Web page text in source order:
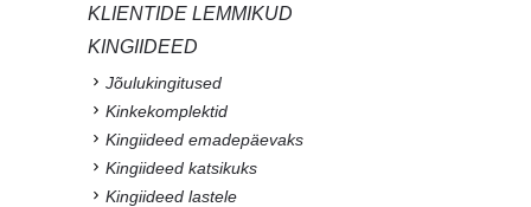
KLIENTIDE LEMMIKUD
KINGIIDEED
Jõulukingitused
Kinkekomplektid
Kingiideed emadepäevaks
Kingiideed katsikuks
Kingiideed lastele